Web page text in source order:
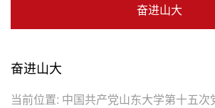
奋进山大
奋进山大
当前位置: 中国共产党山东大学第十五